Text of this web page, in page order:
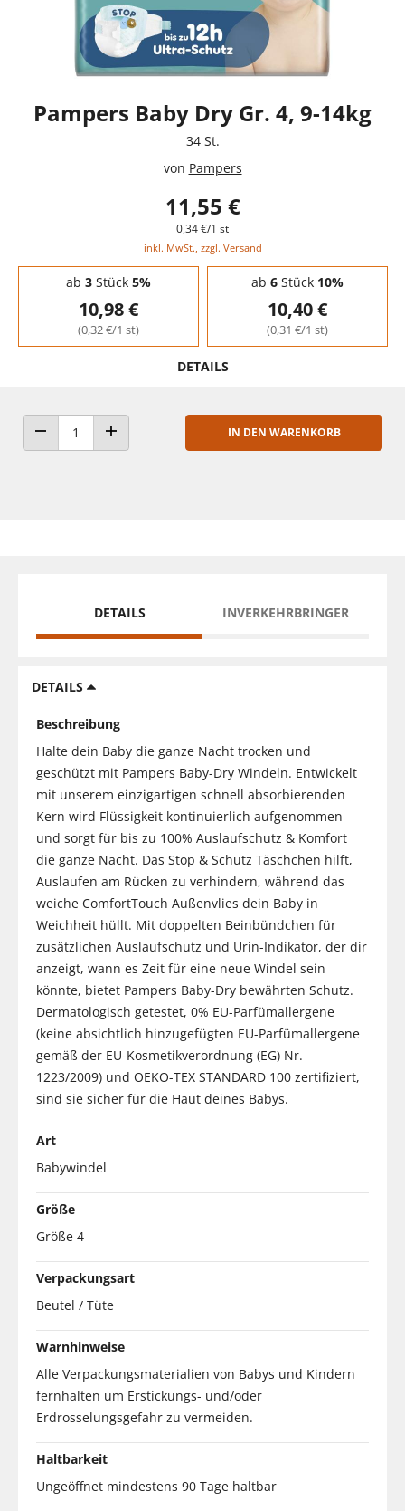
Pampers Baby Dry Gr. 4, 9-14kg
34 St.
von Pampers
11,55 €
0,34 €/1 st
inkl. MwSt., zzgl. Versand
Staffelpreise - Mengenrabatt
ab 3Stück 5%
10,98 €
(0,32 €/1 st)
ab 6Stück 10%
10,40 €
(0,31 €/1 st)
DETAILS
ANZAHL VERRINGERNANZAHL ERHÖHEN
IN DEN WARENKORB
DETAILS INVERKEHRBRINGER
DETAILS
Beschreibung
Halte dein Baby die ganze Nacht trocken und
geschützt mit Pampers Baby-Dry Windeln. Entwickelt
mit unserem einzigartigen schnell absorbierenden
Kern wird Flüssigkeit kontinuierlich aufgenommen
und sorgt für bis zu 100% Auslaufschutz & Komfort
die ganze Nacht. Das Stop & Schutz Täschchen hilft,
Auslaufen am Rücken zu verhindern, während das
weiche ComfortTouch Außenvlies dein Baby in
Weichheit hüllt. Mit doppelten Beinbündchen für
zusätzlichen Auslaufschutz und Urin-Indikator, der dir
anzeigt, wann es Zeit für eine neue Windel sein
könnte, bietet Pampers Baby-Dry bewährten Schutz.
Dermatologisch getestet, 0% EU-Parfümallergene
(keine absichtlich hinzugefügten EU-Parfümallergene
gemäß der EU-Kosmetikverordnung (EG) Nr.
1223/2009) und OEKO-TEX STANDARD 100 zertifiziert,
sind sie sicher für die Haut deines Babys.
Art
Babywindel
Größe
Größe 4
Verpackungsart
Beutel / Tüte
Warnhinweise
Alle Verpackungsmaterialien von Babys und Kindern
fernhalten um Erstickungs- und/oder
Erdrosselungsgefahr zu vermeiden.
Haltbarkeit
Ungeöffnet mindestens 90 Tage haltbar